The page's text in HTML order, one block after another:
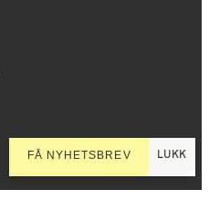
FÅ NYHETSBREV LUKK